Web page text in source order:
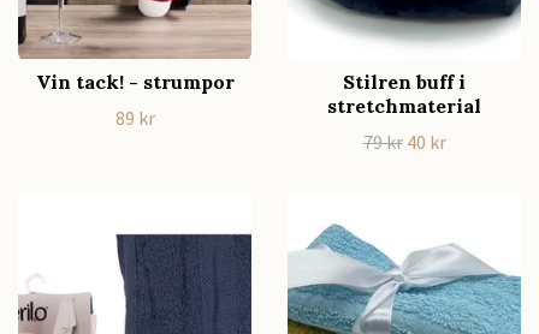
Vin tack! - strumpor
89 kr
Stilren buff i
stretchmaterial
79 kr 40 kr